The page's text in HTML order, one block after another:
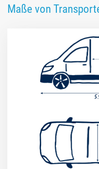
Maße von